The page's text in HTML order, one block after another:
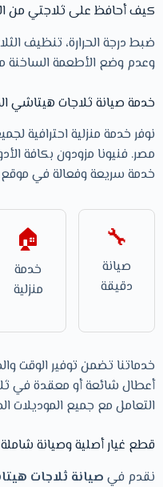
كيف أحافظ على ثلاجتي من
ضبط درجة الحرارة، تنظيف
وعدم وضع الأطعمة الساخنة
خدمة صيانة ثلاجات هيتاشي
نوفر خدمة منزلية احترافية
مصر. فنيونا مزودون بكافة
خدمة سريعة وفعالة في موقع
🔧
صيانة
دقيقة
🏠
خدمة
منزلية
خدماتنا تضمن توفير الوقت
أعطال شائعة أو معقدة في
التعامل مع جميع الموديلات
قطع غيار أصلية وصيانة
نقدم في صيانة ثلاجات